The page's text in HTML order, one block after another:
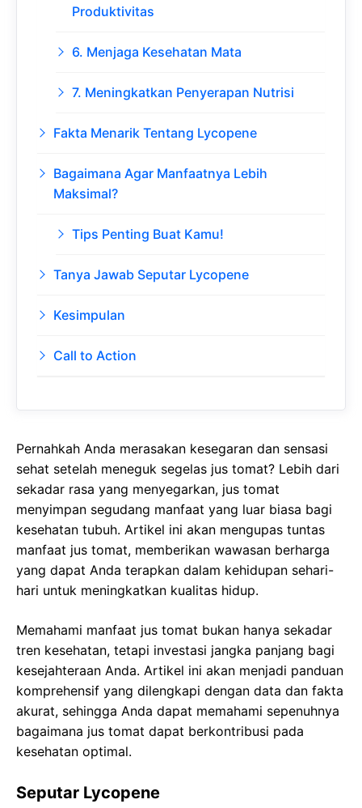
Produktivitas
6. Menjaga Kesehatan Mata
7. Meningkatkan Penyerapan Nutrisi
Fakta Menarik Tentang Lycopene
Bagaimana Agar Manfaatnya Lebih
Maksimal?
Tips Penting Buat Kamu!
Tanya Jawab Seputar Lycopene
Kesimpulan
Call to Action
Pernahkah Anda merasakan kesegaran dan sensasi
sehat setelah meneguk segelas jus tomat? Lebih dari
sekadar rasa yang menyegarkan, jus tomat
menyimpan segudang manfaat yang luar biasa bagi
kesehatan tubuh. Artikel ini akan mengupas tuntas
manfaat jus tomat, memberikan wawasan berharga
yang dapat Anda terapkan dalam kehidupan sehari-
hari untuk meningkatkan kualitas hidup.
Memahami manfaat jus tomat bukan hanya sekadar
tren kesehatan, tetapi investasi jangka panjang bagi
kesejahteraan Anda. Artikel ini akan menjadi panduan
komprehensif yang dilengkapi dengan data dan fakta
akurat, sehingga Anda dapat memahami sepenuhnya
bagaimana jus tomat dapat berkontribusi pada
kesehatan optimal.
Seputar Lycopene